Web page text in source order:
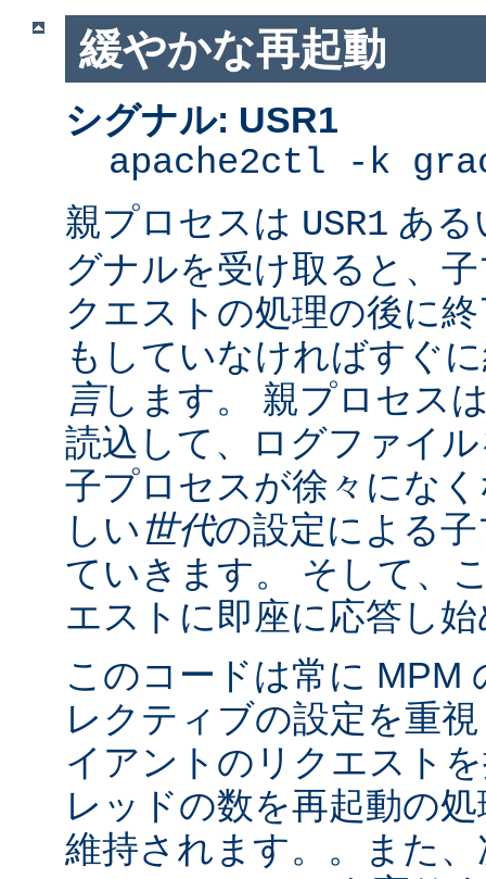
緩やかな再起動
シグナル: USR1
apache2ctl -k
親プロセスは USR1 あ
グナルを受け取ると、
クエストの処理の後に
もしていなければすぐ
言します。 親プロセス
読込して、ログファイ
子プロセスが徐々にな
しい世代の設定による
ていきます。 そして、
エストに即座に応答し
このコードは常に MPM
レクティブの設定を重
イアントのリクエスト
レッドの数を再起動の
維持されます。。また